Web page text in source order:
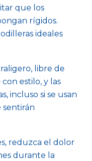
que los
rígidos.
ideales
libre de
estilo, y las
incluso si se usan
sentirán
reduzca el dolor
durante la